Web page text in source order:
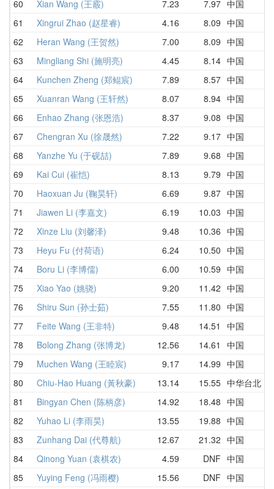
60 Xian Wang (王霰) 7.23 7.97 中国
61 Xingrui Zhao (赵星睿) 4.16 8.09 中国
62 Heran Wang (王贺然) 7.00 8.09 中国
63 Mingliang Shi (施明亮) 4.45 8.14 中国
64 Kunchen Zheng (郑鲲宸) 7.89 8.57 中国
65 Xuanran Wang (王轩然) 8.07 8.94 中国
66 Enhao Zhang (张恩浩) 8.37 9.08 中国
67 Chengran Xu (徐晟然) 7.22 9.17 中国
68 Yanzhe Yu (于砚喆) 7.89 9.68 中国
69 Kai Cui (崔恺) 8.13 9.79 中国
70 Haoxuan Ju (鞠昊轩) 6.69 9.87 中国
71 Jiawen Li (李嘉文) 6.19 10.03 中国
72 Xinze Liu (刘馨泽) 9.48 10.36 中国
73 Heyu Fu (付荷语) 6.24 10.50 中国
74 Boru Li (李博儒) 6.00 10.59 中国
75 Xiao Yao (姚骁) 9.20 11.42 中国
76 Shiru Sun (孙士茹) 7.55 11.80 中国
77 Feite Wang (王非特) 9.48 14.51 中国
78 Bolong Zhang (张博龙) 12.56 14.61 中国
79 Muchen Wang (王睦宸) 9.17 14.99 中国
80 Chiu-Hao Huang (黃秋豪) 13.14 15.55 中华台北
81 Bingyan Chen (陈柄彦) 14.92 18.48 中国
82 Yuhao Li (李雨昊) 13.55 19.88 中国
83 Zunhang Dai (代尊航) 12.67 21.32 中国
84 Qinong Yuan (袁棋农) 4.59 DNF 中国
85 Yuying Feng (冯雨樱) 15.56 DNF 中国